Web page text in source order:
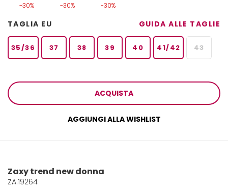
-30% -30% -30%
TAGLIA EU GUIDA ALLE TAGLIE
35/36 37 38 39 40 41/42 43
ACQUISTA
AGGIUNGI ALLA WISHLIST
Zaxy trend new donna
ZA.19264